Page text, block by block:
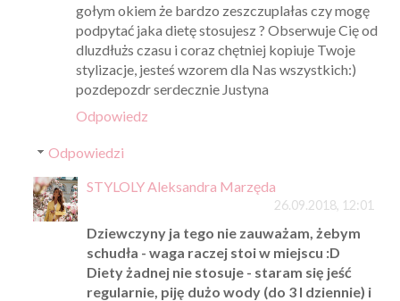
gołym okiem że bardzo zeszczuplałas czy mogę
podpytać jaka dietę stosujesz ? Obserwuje Cię od
dluzdłużs czasu i coraz chętniej kopiuje Twoje
stylizacje, jesteś wzorem dla Nas wszystkich:)
pozdepozdr serdecznie Justyna
Odpowiedz
Odpowiedzi
STYLOLY Aleksandra Marzęda
26.09.2018, 12:01
Dziewczyny ja tego nie zauważam, żebym
schudła - waga raczej stoi w miejscu :D
Diety żadnej nie stosuje - staram się jeść
regularnie, piję dużo wody (do 3 l dziennie) i